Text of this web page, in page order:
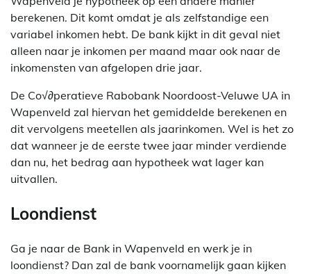
berekenen. Dit komt omdat je als zelfstandige een
variabel inkomen hebt. De bank kijkt in dit geval niet
alleen naar je inkomen per maand maar ook naar de
inkomensten van afgelopen drie jaar.
De Co√∂peratieve Rabobank Noordoost-Veluwe UA in
Wapenveld zal hiervan het gemiddelde berekenen en
dit vervolgens meetellen als jaarinkomen. Wel is het zo
dat wanneer je de eerste twee jaar minder verdiende
dan nu, het bedrag aan hypotheek wat lager kan
uitvallen.
Loondienst
Ga je naar de Bank in Wapenveld en werk je in
loondienst? Dan zal de bank voornamelijk gaan kijken